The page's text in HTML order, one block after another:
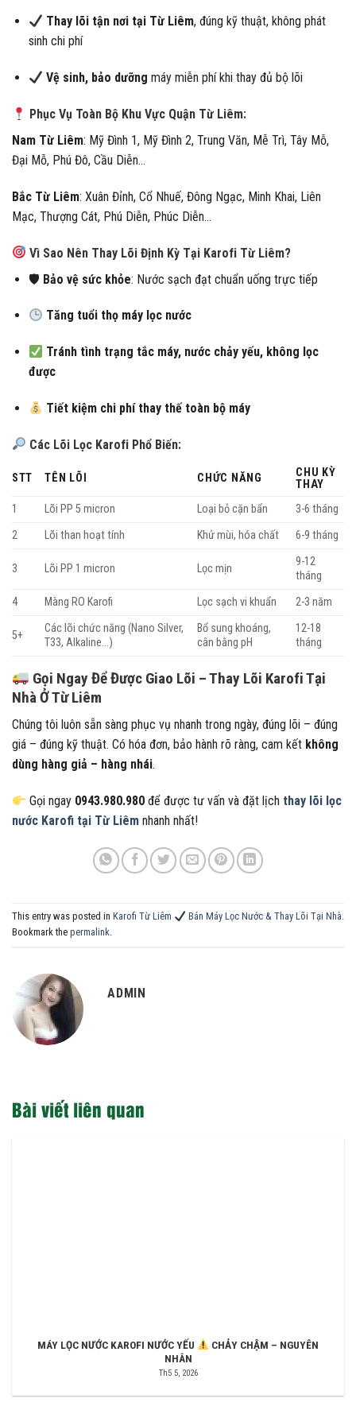
Thay lõi tận nơi tại Từ Liêm, đúng kỹ thuật, không phát
sinh chi phí
Vệ sinh, bảo dưỡng máy miễn phí khi thay đủ bộ lõi
Phục Vụ Toàn Bộ Khu Vực Quận Từ Liêm:
Nam Từ Liêm: Mỹ Đình 1, Mỹ Đình 2, Trung Văn, Mễ Trì, Tây Mỗ,
Đại Mỗ, Phú Đô, Cầu Diễn…
Bắc Từ Liêm: Xuân Đỉnh, Cổ Nhuế, Đông Ngạc, Minh Khai, Liên
Mạc, Thượng Cát, Phú Diễn, Phúc Diễn…
Vì Sao Nên Thay Lõi Định Kỳ Tại Karofi Từ Liêm?
🛡 Bảo vệ sức khỏe: Nước sạch đạt chuẩn uống trực tiếp
Tăng tuổi thọ máy lọc nước
Tránh tình trạng tắc máy, nước chảy yếu, không lọc
được
Tiết kiệm chi phí thay thế toàn bộ máy
Các Lõi Lọc Karofi Phổ Biến:
STT TÊN LÕI CHỨC NĂNG
CHU KỲ
THAY
1
Lõi PP 5 micron Loại bỏ cặn bẩn
3-6 tháng
2
Lõi than hoạt tính Khử mùi, hóa chất 6-9 tháng
3 Lõi PP 1 micron Lọc mịn
9-12
tháng
4
Màng RO Karofi Lọc sạch vi khuẩn 2-3 năm
5+
Các lõi chức năng (Nano Silver,
T33, Alkaline…)
Bổ sung khoáng,
cân bằng pH
12-18
tháng
Gọi Ngay Để Được Giao Lõi – Thay Lõi Karofi Tại
Nhà Ở Từ Liêm
Chúng tôi luôn sẵn sàng phục vụ nhanh trong ngày, đúng lõi – đúng
giá – đúng kỹ thuật. Có hóa đơn, bảo hành rõ ràng, cam kết không
dùng hàng giả – hàng nhái.
Gọi ngay 0943.980.980 để được tư vấn và đặt lịch thay lõi lọc
nước Karofi tại Từ Liêm nhanh nhất!
This entry was posted in Karofi Từ Liêm Bán Máy Lọc Nước & Thay Lõi Tại Nhà.
Bookmark the permalink.
ADMIN
Bài viết liên quan
MÁY LỌC NƯỚC KAROFI NƯỚC YẾU
CHẢY CHẬM – NGUYÊN
NHÂN
Th5 5, 2026